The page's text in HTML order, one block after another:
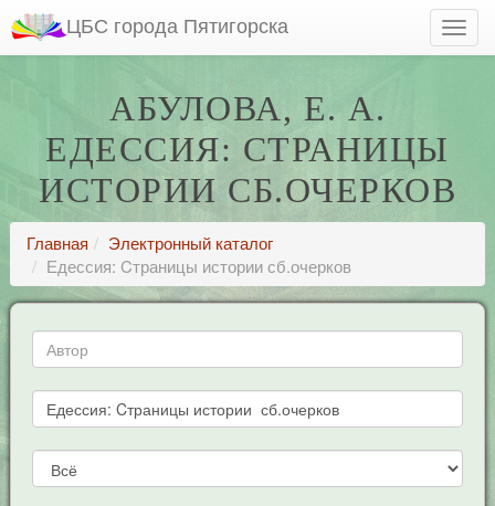
ЦБС города Пятигорска
АБУЛОВА, Е. А.
ЕДЕССИЯ: CТРАНИЦЫ
ИСТОРИИ СБ.ОЧЕРКОВ
Главная
Электронный каталог
Едессия: Cтраницы истории сб.очерков